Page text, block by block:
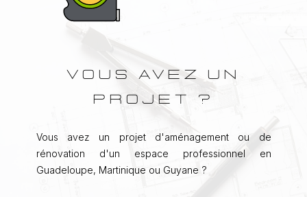
VOUS AVEZ UN
PROJET ?
Vous avez un projet d'aménagement ou de
rénovation d'un espace professionnel en
Guadeloupe, Martinique ou Guyane ?